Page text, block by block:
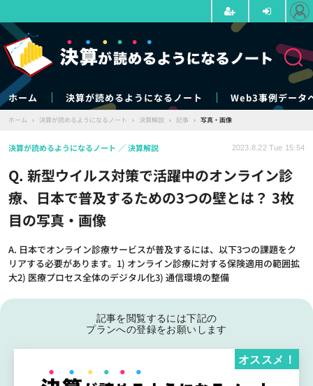
ホーム 決算が読めるようになるノート Web3事例データ
ホーム › 決算が読めるようになるノート › 決算解説 › 記事 › 写真・画像
Q. 新型ウイルス対策で活躍中のオンライン診
療、日本で普及するための3つの壁とは？ 3枚
目の写真・画像
A. 日本でオンライン診療サービスが普及するには、以下3つの課題をク
リアする必要があります。1) オンライン診療に対する保険適用の範囲拡
大2) 医療プロセス全体のデジタル化3) 通信環境の整備
決算が読めるようになるノート 決算解説 2023.8.22 Tue 15:54
記事を閲覧するには下記の
プランへの登録をお願いします
オススメ！